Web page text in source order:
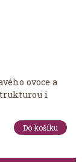
ovoce a
i
Do košíku